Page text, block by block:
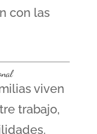
con las
viven
trabajo,